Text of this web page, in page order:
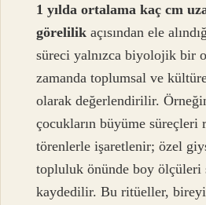
1 yılda ortalama kaç cm
görelilik açısından ele
süreci yalnızca biyolojik bir
zamanda toplumsal ve
olarak değerlendirilir.
çocukların büyüme süreçleri
törenlerle işaretlenir; özel
topluluk önünde boy ölçüleri
kaydedilir. Bu ritüeller,